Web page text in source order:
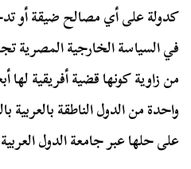
كدولة على أي مصالح ضيقة أو
في السياسة الخارجية المصرية
من زاوية كونها قضية أفريقية لها
واحدة من الدول الناطقة بالعربية
على حلها عبر جامعة الدول